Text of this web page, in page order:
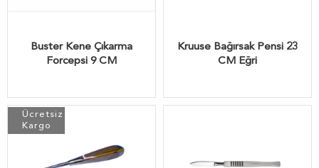
Buster Kene Çıkarma
Forcepsi 9 CM
Kruuse Bağırsak Pensi 23
CM Eğri
Ücretsiz
Kargo